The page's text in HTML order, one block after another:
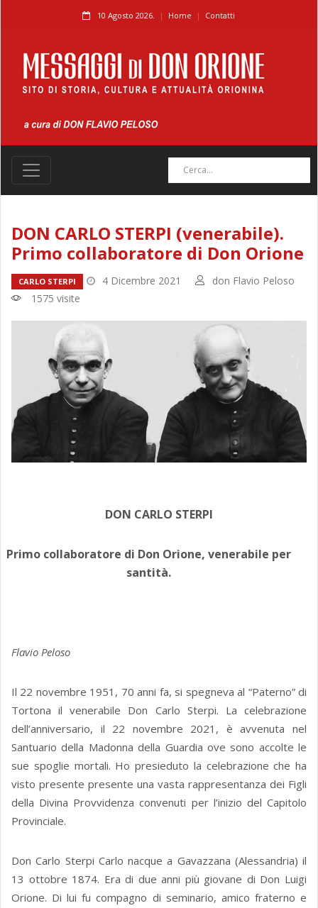
10 Agosto 2026. Home Contatti
DON CARLO STERPI (venerabile).
Primo collaboratore di Don Orione
CARLO STERPI 4 Dicembre 2021
don Flavio Peloso
1575 visite
DON CARLO STERPI
Primo collaboratore di Don Orione, venerabile per
santità.
Flavio Peloso
Il 22 novembre 1951, 70 anni fa, si spegneva al “Paterno” di
Tortona il venerabile Don Carlo Sterpi. La celebrazione
dell’anniversario, il 22 novembre 2021, è avvenuta nel
Santuario della Madonna della Guardia ove sono accolte le
sue spoglie mortali. Ho presieduto la celebrazione che ha
visto presente presente una vasta rappresentanza dei Figli
della Divina Provvidenza convenuti per l’inizio del Capitolo
Provinciale.
Don Carlo Sterpi Carlo nacque a Gavazzana (Alessandria) il
13 ottobre 1874. Era di due anni più giovane di Don Luigi
Orione. Di lui fu compagno di seminario, amico fraterno e